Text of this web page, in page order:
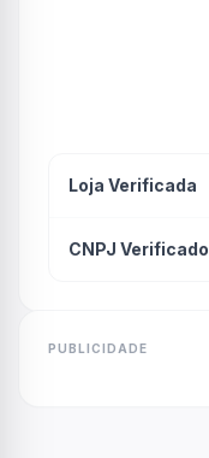
Loja Verificada
CNPJ Verificado
PUBLICIDADE